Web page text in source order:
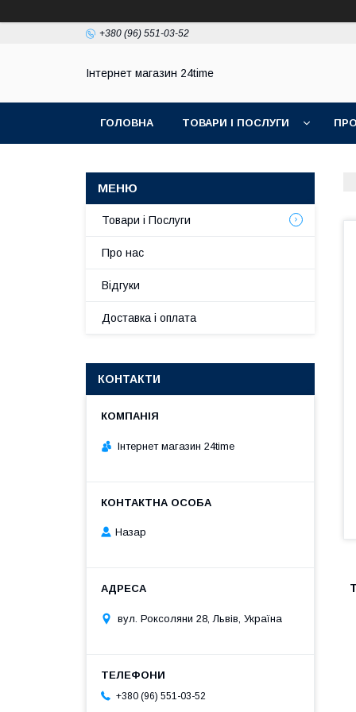
+380 (96) 551-03-52
Інтернет магазин 24time
ГОЛОВНА ТОВАРИ І ПОСЛУГИ
Товари і Послуги
Про нас
Відгуки
Доставка і оплата
КОНТАКТИ
Інтернет магазин 24time
Назар
вул. Роксоляни 28, Львів, Україна
+380 (96) 551-03-52